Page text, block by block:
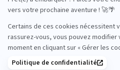
Océan Indien
Nos thématiques